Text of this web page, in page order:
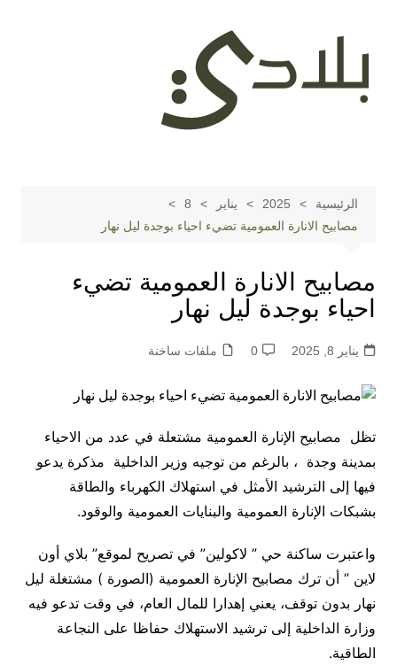
المحتوى
الرئيسية 2025 يناير
8
مصابيح الانارة العمومية تضيء احياء بوجدة ليل نهار
مصابيح الانارة العمومية تضيء
احياء بوجدة ليل نهار
يناير 8, 2025 0 ملفات ساخنة
تظل مصابيح الإنارة العمومية مشتعلة في عدد من الاحياء
بمدينة وجدة ، بالرغم من توجيه وزير الداخلية مذكرة يدعو
فيها إلى الترشيد الأمثل في استهلاك الكهرباء والطاقة
بشبكات الإنارة العمومية والبنايات العمومية والوقود.
واعتبرت ساكنة حي ” لاكولين” في تصريح لموقع” بلاي أون
لاين ” أن ترك مصابيح الإنارة العمومية (الصورة ) مشتغلة ليل
نهار بدون توقف، يعني إهدارا للمال العام، في وقت تدعو فيه
وزارة الداخلية إلى ترشيد الاستهلاك حفاظا على النجاعة
الطاقية.